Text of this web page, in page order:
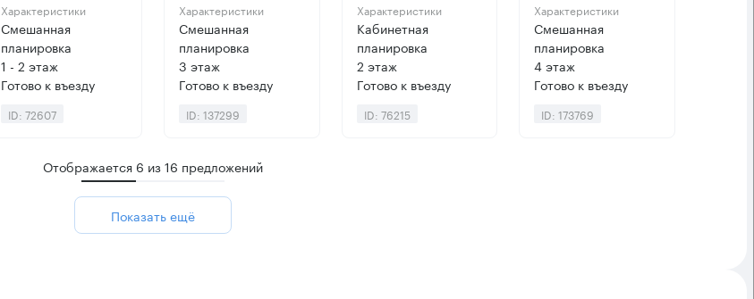
Характеристики
Смешанная
планировка
1 - 2 этаж
Готово к въезду
ID: 72607
Характеристики
Смешанная
планировка
3 этаж
Готово к въезду
ID: 137299
Характеристики
Кабинетная
планировка
2 этаж
Готово к въезду
ID: 76215
Характеристики
Смешанная
планировка
4 этаж
Готово к въезду
ID: 173769
Отображается 6 из16 предложений
Показать ещё